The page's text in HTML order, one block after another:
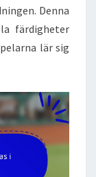
Denna
färdigheter
lär sig